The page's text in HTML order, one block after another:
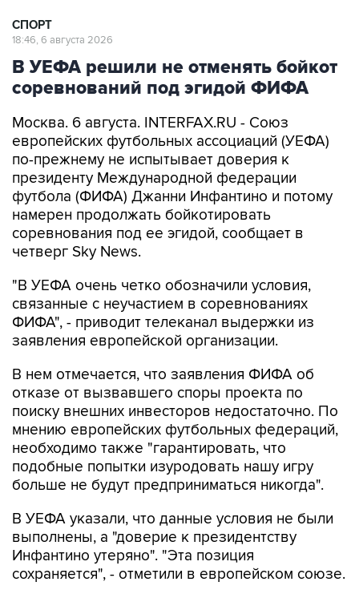
СПОРТ
18:46, 6 августа 2026
В УЕФА решили не отменять бойкот
соревнований под эгидой ФИФА
Москва. 6 августа. INTERFAX.RU - Союз
европейских футбольных ассоциаций (УЕФА)
по-прежнему не испытывает доверия к
президенту Международной федерации
футбола (ФИФА) Джанни Инфантино и потому
намерен продолжать бойкотировать
соревнования под ее эгидой, сообщает в
четверг Sky News.
"В УЕФА очень четко обозначили условия,
связанные с неучастием в соревнованиях
ФИФА", - приводит телеканал выдержки из
заявления европейской организации.
В нем отмечается, что заявления ФИФА об
отказе от вызвавшего споры проекта по
поиску внешних инвесторов недостаточно. По
мнению европейских футбольных федераций,
необходимо также "гарантировать, что
подобные попытки изуродовать нашу игру
больше не будут предприниматься никогда".
В УЕФА указали, что данные условия не были
выполнены, а "доверие к президентству
Инфантино утеряно". "Эта позиция
сохраняется", - отметили в европейском союзе.